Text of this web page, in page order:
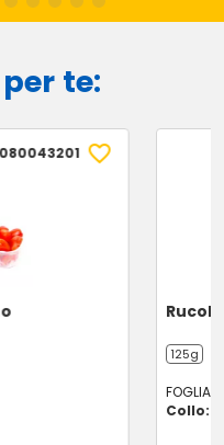
te:
Rucola
125g
FOGLIA
Collo: